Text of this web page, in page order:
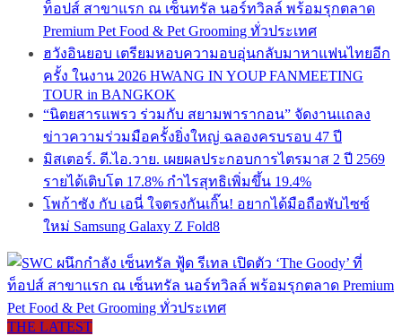
ท็อปส์ สาขาแรก ณ เซ็นทรัล นอร์ทวิลล์ พร้อมรุกตลาด
Premium Pet Food & Pet Grooming ทั่วประเทศ
ฮวังอินยอบ เตรียมหอบความอบอุ่นกลับมาหาแฟนไทยอีก
ครั้ง ในงาน 2026 HWANG IN YOUP FANMEETING
TOUR in BANGKOK
“นิตยสารแพรว ร่วมกับ สยามพารากอน” จัดงานแถลง
ข่าวความร่วมมือครั้งยิ่งใหญ่ ฉลองครบรอบ 47 ปี
มิสเตอร์. ดี.ไอ.วาย. เผยผลประกอบการไตรมาส 2 ปี 2569
รายได้เติบโต 17.8% กำไรสุทธิเพิ่มขึ้น 19.4%
โพก้าซัง กับ เอนี่ ใจตรงกันเกิ๊น! อยากได้มือถือพับไซซ์
ใหม่ Samsung Galaxy Z Fold8
THE LATEST